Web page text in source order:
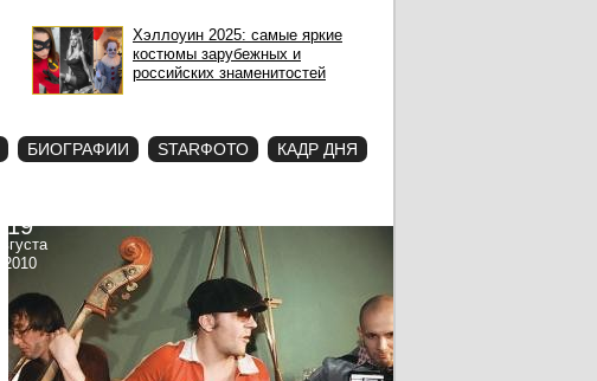
Хэллоуин 2025: самые яркие
костюмы зарубежных и
российских знаменитостей
БИОГРАФИИ STARФОТО КАДР ДНЯ
19
августа
2010